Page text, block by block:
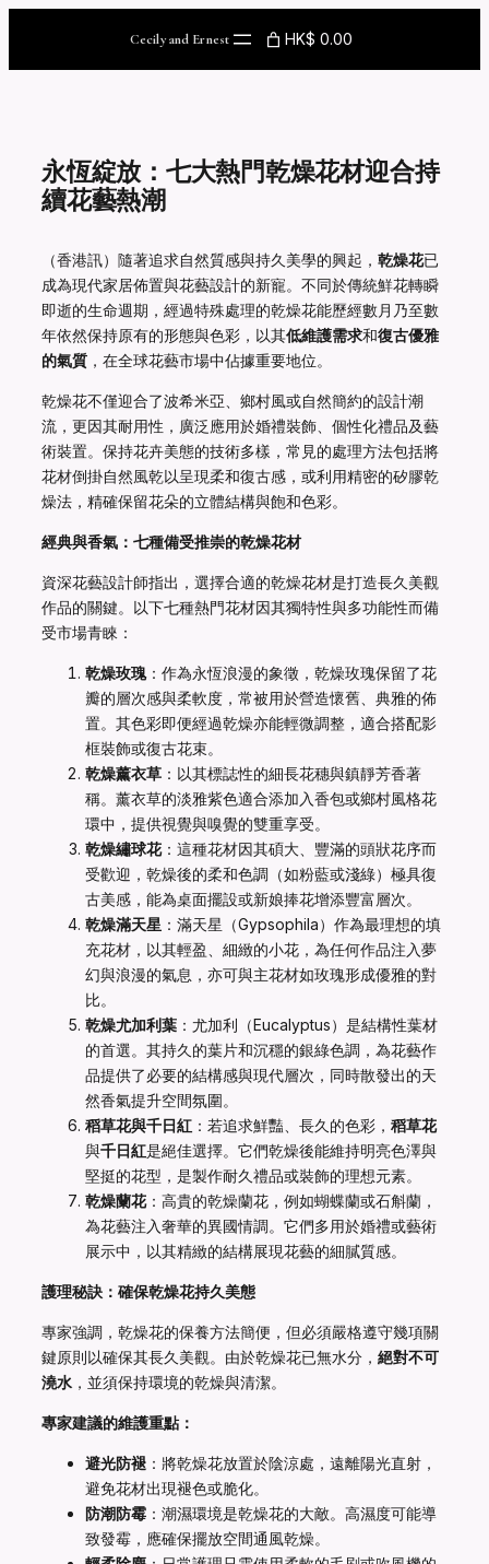
Cecily and Ernest HK$ 0.00
永恆綻放：七大熱門乾燥花材迎合持
續花藝熱潮
（香港訊）隨著追求自然質感與持久美學的興起， 乾燥花已
成為現代家居佈置與花藝設計的新寵。不同於傳統鮮花轉瞬
即逝的生命週期，經過特殊處理的乾燥花能歷經數月乃至數
年依然保持原有的形態與色彩，以其低維護需求和復古優雅
的氣質 ，在全球花藝市場中佔據重要地位。
乾燥花不僅迎合了波希米亞、鄉村風或自然簡約的設計潮
流，更因其耐用性，廣泛應用於婚禮裝飾、個性化禮品及藝
術裝置。保持花卉美態的技術多樣，常見的處理方法包括將
花材倒掛自然風乾以呈現柔和復古感，或利用精密的矽膠乾
燥法，精確保留花朵的立體結構與飽和色彩。
經典與香氣：七種備受推崇的乾燥花材
資深花藝設計師指出，選擇合適的乾燥花材是打造長久美觀
作品的關鍵。以下七種熱門花材因其獨特性與多功能性而備
受市場青睞：
乾燥玫瑰：作為永恆浪漫的象徵，乾燥玫瑰保留了花
瓣的層次感與柔軟度，常被用於營造懷舊、典雅的佈
置。其色彩即便經過乾燥亦能輕微調整，適合搭配影
框裝飾或復古花束。
乾燥薰衣草 ：以其標誌性的細長花穗與鎮靜芳香著
稱。薰衣草的淡雅紫色適合添加入香包或鄉村風格花
環中，提供視覺與嗅覺的雙重享受。
乾燥繡球花：這種花材因其碩大、豐滿的頭狀花序而
受歡迎，乾燥後的柔和色調（如粉藍或淺綠）極具復
古美感，能為桌面擺設或新娘捧花增添豐富層次。
乾燥滿天星 ：滿天星（Gypsophila）作為最理想的填
充花材，以其輕盈、細緻的小花，為任何作品注入夢
幻與浪漫的氣息，亦可與主花材如玫瑰形成優雅的對
比。
乾燥尤加利葉 ：尤加利（Eucalyptus）是結構性葉材
的首選。其持久的葉片和沉穩的銀綠色調，為花藝作
品提供了必要的結構感與現代層次，同時散發出的天
然香氣提升空間氛圍。
稻草花與千日紅 ：若追求鮮豔、長久的色彩， 稻草花
與千日紅是絕佳選擇。它們乾燥後能維持明亮色澤與
堅挺的花型，是製作耐久禮品或裝飾的理想元素。
乾燥蘭花：高貴的乾燥蘭花，例如蝴蝶蘭或石斛蘭，
為花藝注入奢華的異國情調。它們多用於婚禮或藝術
展示中，以其精緻的結構展現花藝的細膩質感。
護理秘訣：確保乾燥花持久美態
專家強調，乾燥花的保養方法簡便，但必須嚴格遵守幾項關
鍵原則以確保其長久美觀。由於乾燥花已無水分， 絕對不可
澆水 ，並須保持環境的乾燥與清潔。
專家建議的維護重點：
避光防褪 ：將乾燥花放置於陰涼處，遠離陽光直射，
避免花材出現褪色或脆化。
防潮防霉 ：潮濕環境是乾燥花的大敵。高濕度可能導
致發霉，應確保擺放空間通風乾燥。